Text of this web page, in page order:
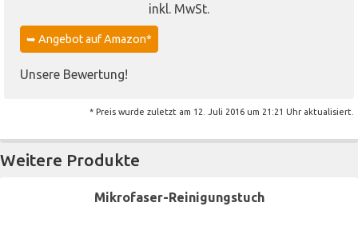
inkl. MwSt.
➥ Angebot auf Amazon*
Unsere Bewertung!
* Preis wurde zuletzt am 12. Juli 2016 um 21:21 Uhr aktualisiert.
Weitere Produkte
Mikrofaser-Reinigungstuch